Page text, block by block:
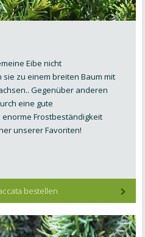
Eibe nicht
sie zu einem breiten Baum mit
Gegenüber anderen
eine gute
Frostbeständigkeit
unserer Favoriten!
bestellen